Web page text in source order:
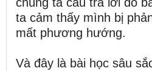
ta cảm thấy mình bị
mất phương hướng.
Và đây là bài học sâu